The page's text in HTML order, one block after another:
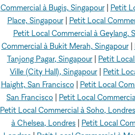
Commercial à Bugis, Singapour| Petit
Place, Singapour| Petit Local
Petit Local Commercial à Geylang,
Commercial à Bukit Merah, Singapour|
Tanjong Pagar, Singapour
Petit
Ville (City Hall), Singapour
Petit
Haight, San Francisco| Petit Local
San Francisco
Petit Local
Petit Local Commercial à Soho, Londres
à Chelsea, Londres
Petit Local